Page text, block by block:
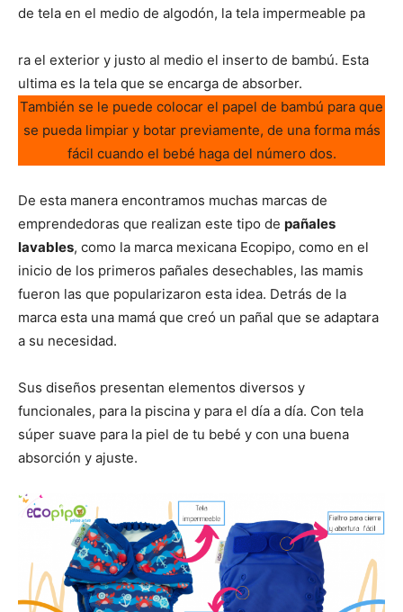
de tela en el medio de algodón, la tela impermeable pa
ra el exterior y justo al medio el inserto de bambú. Esta
ultima es la tela que se encarga de absorber.
También se le puede colocar el papel de bambú para que
se pueda limpiar y botar previamente, de una forma más
fácil cuando el bebé haga del número dos.
De esta manera encontramos muchas marcas de
emprendedoras que realizan este tipo de pañales
lavables, como la marca mexicana Ecopipo, como en el
inicio de los primeros pañales desechables, las mamis
fueron las que popularizaron esta idea. Detrás de la
marca esta una mamá que creó un pañal que se adaptara
a su necesidad.
Sus diseños presentan elementos diversos y
funcionales, para la piscina y para el día a día. Con tela
súper suave para la piel de tu bebé y con una buena
absorción y ajuste.